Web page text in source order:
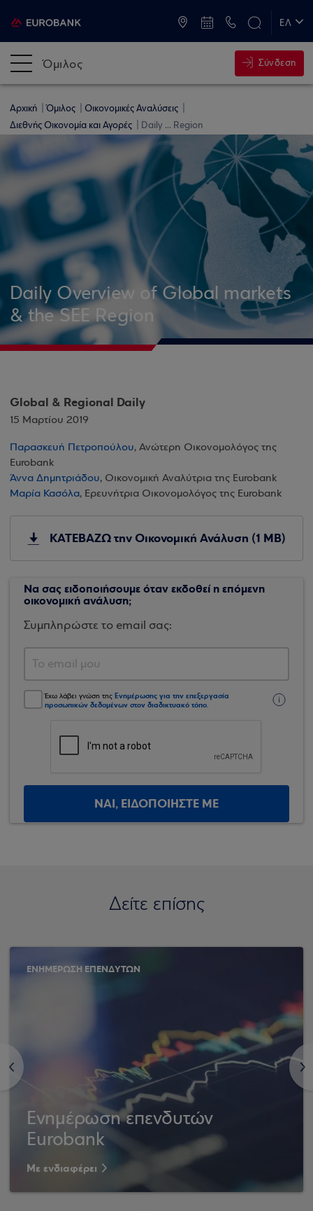
ΕΛ
Όμιλος Σύνδεση
Αρχική Όμιλος
Οικονομικές Αναλύσεις
Διεθνής Οικονομία και Αγορές
Daily ... Region
Daily Overview of Global markets
& the SEE Region
Global & Regional Daily
15 Μαρτίου 2019
Παρασκευή Πετροπούλου, Ανώτερη Οικονομολόγος της
Eurobank
Άννα Δημητριάδου, Οικονομική Αναλύτρια της Eurobank
Μαρία Κασόλα, Ερευνήτρια Οικονομολόγος της Eurobank
ΚΑΤΕΒΑΖΩ την Οικονομική Ανάλυση (1 MB)
Να σας ειδοποιήσουμε όταν εκδοθεί η επόμενη
οικονομική ανάλυση;
Συμπληρώστε το email σας:
Έχω λάβει γνώση της Ενημέρωσης για την επεξεργασία
προσωπικών δεδομένων στον διαδικτυακό τόπο.
ΝΑΙ, ΕΙΔΟΠΟΙΗΣΤΕ ΜΕ
Δείτε επίσης
<
ΕΝΗΜΕΡΩΣΗ ΕΠΕΝΔΥΤΩΝ
Ενημέρωση επενδυτών
Eurobank
Με ενδιαφέρει
>